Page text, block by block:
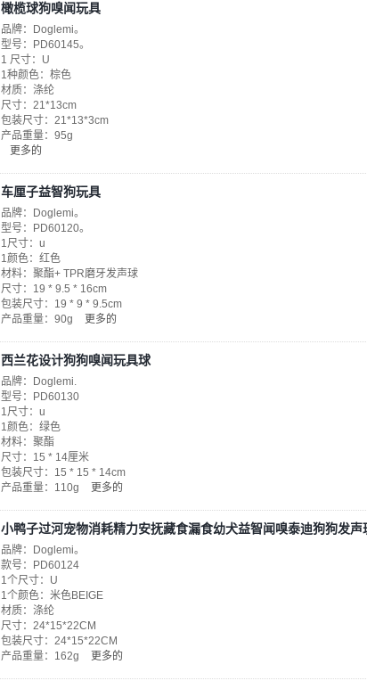
橄榄球狗嗅闻玩具
品牌：Doglemi。
型号：PD60145。
1 尺寸：U
1种颜色：棕色
材质：涤纶
尺寸：21*13cm
包装尺寸：21*13*3cm
产品重量：95g
更多的
车厘子益智狗玩具
品牌：Doglemi。
型号：PD60120。
1尺寸：u
1颜色：红色
材料：聚酯+ TPR磨牙发声球
尺寸：19 * 9.5 * 16cm
包装尺寸：19 * 9 * 9.5cm
产品重量：90g
更多的
西兰花设计狗狗嗅闻玩具球
品牌：Doglemi.
型号：PD60130
1尺寸：u
1颜色：绿色
材料：聚酯
尺寸：15 * 14厘米
包装尺寸：15 * 15 * 14cm
产品重量：110g
更多的
小鸭子过河宠物消耗精力安抚藏食漏食幼犬益智闻嗅泰迪狗狗发声
品牌：Doglemi。
款号：PD60124
1个尺寸：U
1个颜色：米色BEIGE
材质：涤纶
尺寸：24*15*22CM
包装尺寸：24*15*22CM
产品重量：162g
更多的